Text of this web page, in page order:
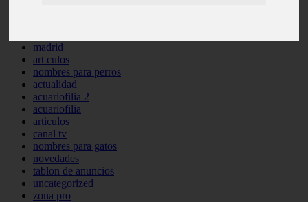
madrid
art culos
nombres para perros
actualidad
acuariofilia 2
acuariofilia
articulos
canal tv
nombres para gatos
novedades
tablon de anuncios
uncategorized
zona pro